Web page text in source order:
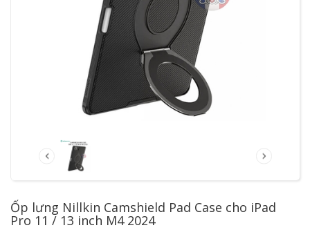
Ốp lưng Nillkin Camshield Pad Case cho iPad
Pro 11 / 13 inch M4 2024